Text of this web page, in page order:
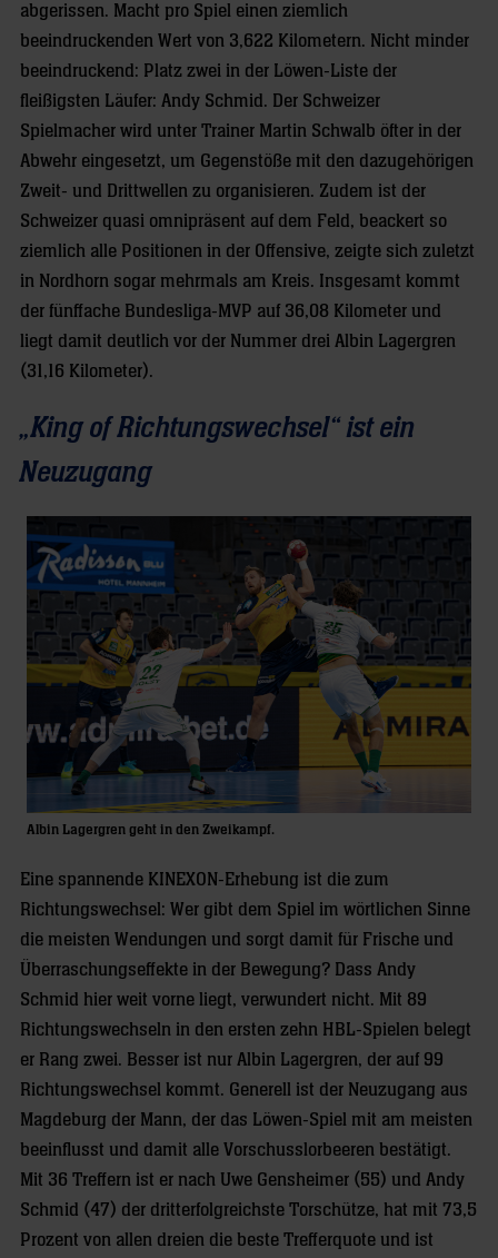
abgerissen. Macht pro Spiel einen ziemlich
beeindruckenden Wert von 3,622 Kilometern. Nicht minder
beeindruckend: Platz zwei in der Löwen-Liste der
fleißigsten Läufer: Andy Schmid. Der Schweizer
Spielmacher wird unter Trainer Martin Schwalb öfter in der
Abwehr eingesetzt, um Gegenstöße mit den dazugehörigen
Zweit- und Drittwellen zu organisieren. Zudem ist der
Schweizer quasi omnipräsent auf dem Feld, beackert so
ziemlich alle Positionen in der Offensive, zeigte sich zuletzt
in Nordhorn sogar mehrmals am Kreis. Insgesamt kommt
der fünffache Bundesliga-MVP auf 36,08 Kilometer und
liegt damit deutlich vor der Nummer drei Albin Lagergren
(31,16 Kilometer).
„King of Richtungswechsel“ ist ein
Neuzugang
Albin Lagergren geht in den Zweikampf.
Eine spannende KINEXON-Erhebung ist die zum
Richtungswechsel: Wer gibt dem Spiel im wörtlichen Sinne
die meisten Wendungen und sorgt damit für Frische und
Überraschungseffekte in der Bewegung? Dass Andy
Schmid hier weit vorne liegt, verwundert nicht. Mit 89
Richtungswechseln in den ersten zehn HBL-Spielen belegt
er Rang zwei. Besser ist nur Albin Lagergren, der auf 99
Richtungswechsel kommt. Generell ist der Neuzugang aus
Magdeburg der Mann, der das Löwen-Spiel mit am meisten
beeinflusst und damit alle Vorschusslorbeeren bestätigt.
Mit 36 Treffern ist er nach Uwe Gensheimer (55) und Andy
Schmid (47) der dritterfolgreichste Torschütze, hat mit 73,5
Prozent von allen dreien die beste Trefferquote und ist